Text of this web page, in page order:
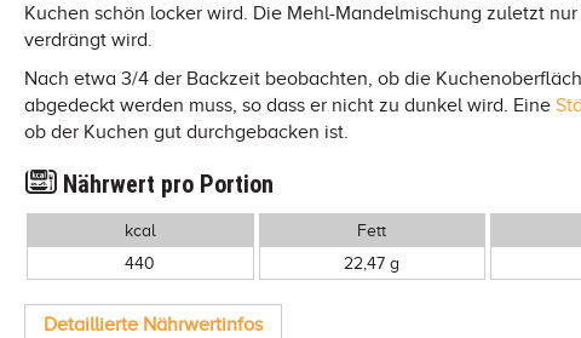
Kuchen schön locker wird. Die Mehl-Mandelmischung zuletzt
verdrängt wird.
Nach etwa 3/4 der Backzeit beobachten, ob die
abgedeckt werden muss, so dass er nicht zu dunkel wird. Eine
ob der Kuchen gut durchgebacken ist.
Nährwert pro Portion
kcal
440
Fett
22,47 g
Detaillierte Nährwertinfos